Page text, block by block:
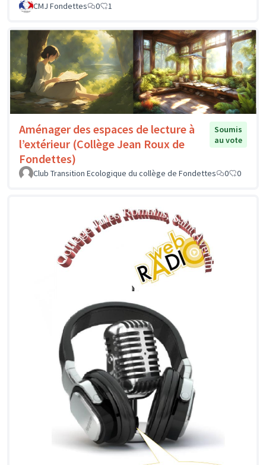
CMJ Fondettes 0 1
Aménager des espaces de lecture à
l’extérieur (Collège Jean Roux de
Fondettes)
Soumis
au vote
Club Transition Ecologique du collège de Fondettes 0 0